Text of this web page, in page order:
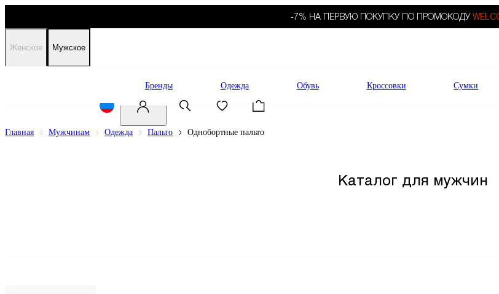
-7% НА ПЕРВУЮ ПОКУПКУ ПО ПРОМОКОДУ
Женское Мужское
Бренды Одежда Обувь Кроссовки Сумки
Главная Мужчинам Одежда Пальто Однобортные пальто
Каталог для мужчин